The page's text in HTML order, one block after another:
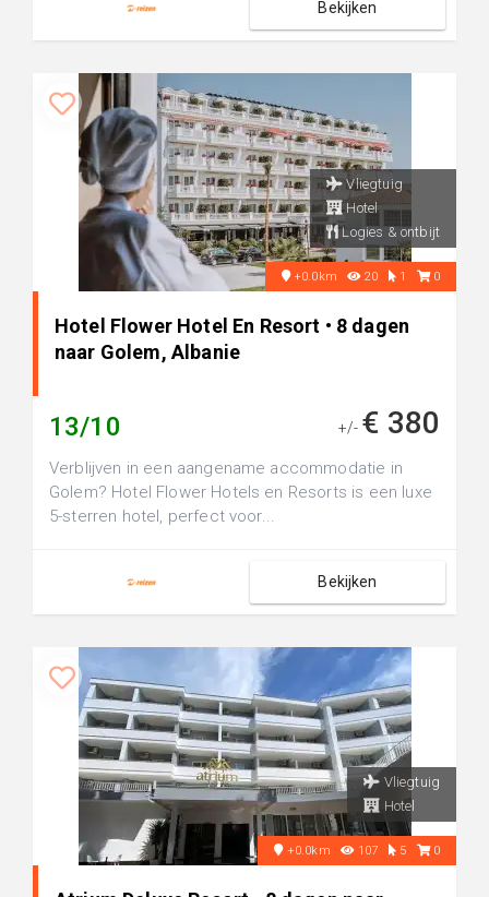
Bekijken
Vliegtuig
Hotel
Logies & ontbijt
+0.0km 20 1 0
Hotel Flower Hotel En Resort • 8 dagen
naar Golem, Albanie
13/10 +/- € 380
Verblijven in een aangename accommodatie in
Golem? Hotel Flower Hotels en Resorts is een luxe
5-sterren hotel, perfect voor...
Bekijken
Vliegtuig
Hotel
+0.0km 107 5 0